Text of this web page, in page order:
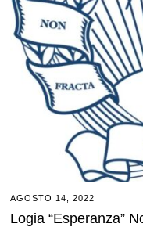
AGOSTO 14, 2022
Logia “Esperanza”